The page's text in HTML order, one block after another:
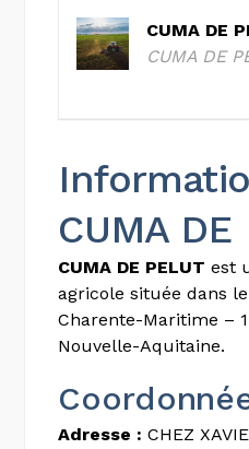
CUMA DE
CUMA DE
CUMA DE
CUMA DE PELUT est
agricole située dans
Charente-Maritime –
Nouvelle-Aquitaine.
Adresse : CHEZ